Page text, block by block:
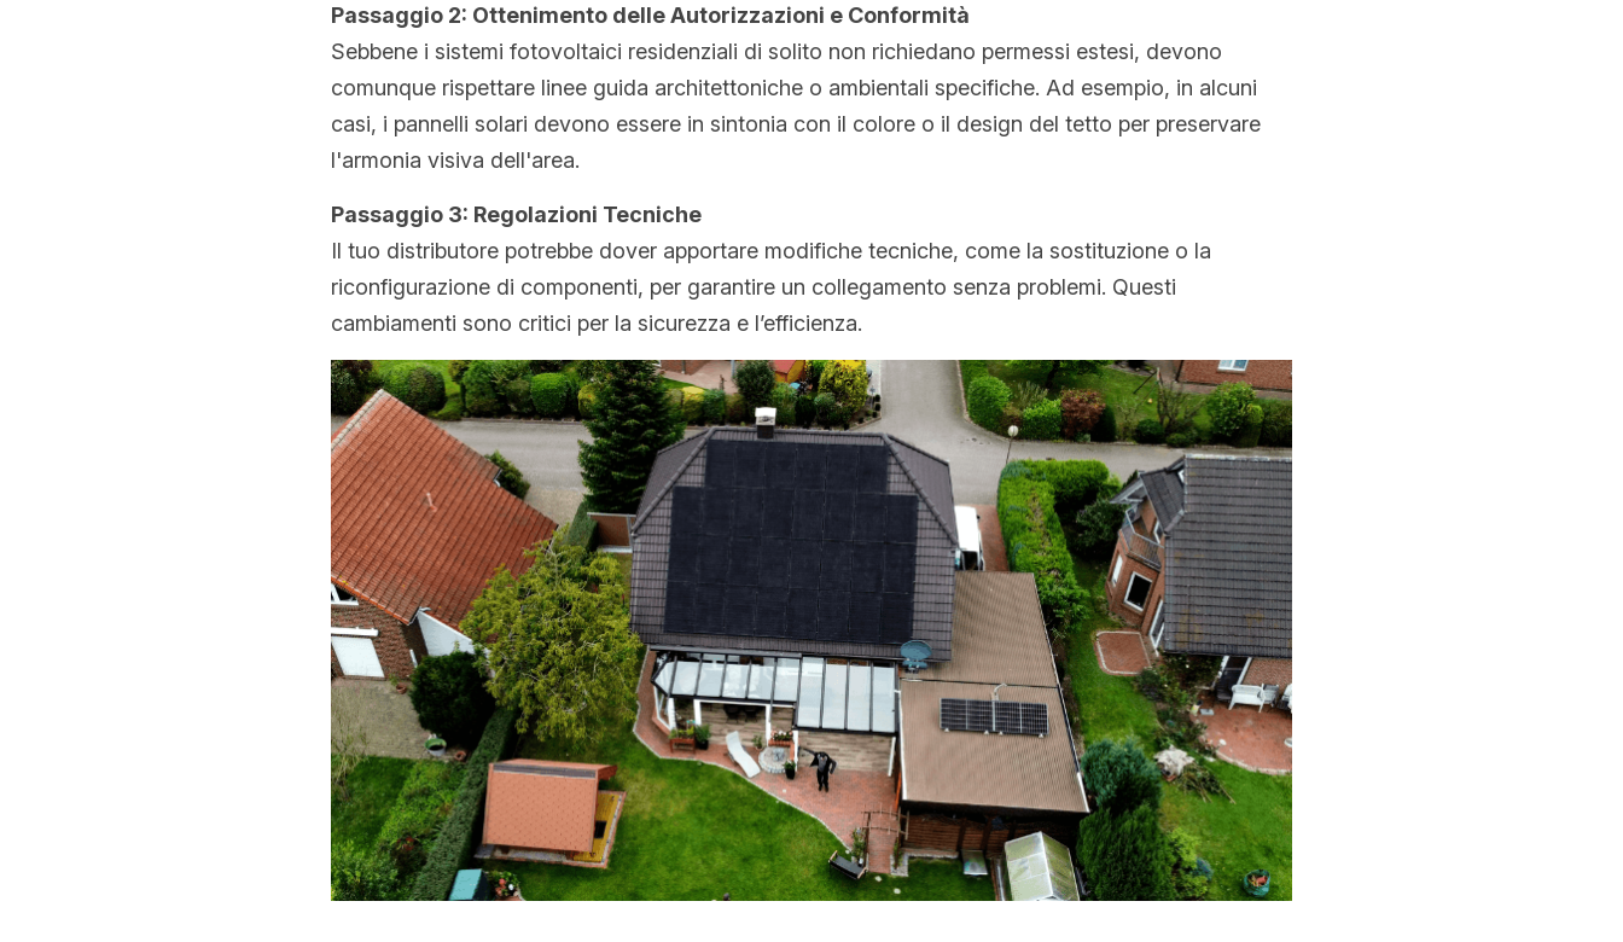
Passaggio 2: Ottenimento delle Autorizzazioni e Conformità
Sebbene i sistemi fotovoltaici residenziali di solito non richiedano permessi estesi, devono
comunque rispettare linee guida architettoniche o ambientali specifiche. Ad esempio, in alcuni
casi, i pannelli solari devono essere in sintonia con il colore o il design del tetto per preservare
l'armonia visiva dell'area.
Passaggio 3: Regolazioni Tecniche
Il tuo distributore potrebbe dover apportare modifiche tecniche, come la sostituzione o la
riconfigurazione di componenti, per garantire un collegamento senza problemi. Questi
cambiamenti sono critici per la sicurezza e l’efficienza.